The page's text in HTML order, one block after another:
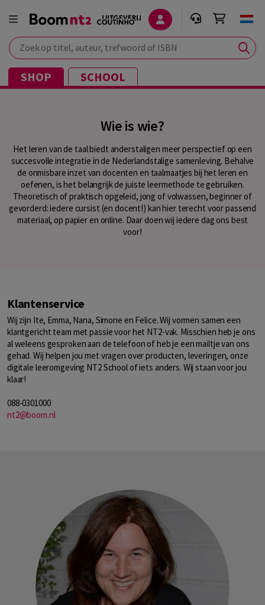
Zoek op titel, auteur, trefwoord of ISBN
SHOP SCHOOL
Wie is wie?
Het leren van de taal biedt anderstaligen meer perspectief op een
succesvolle integratie in de Nederlandstalige samenleving. Behalve
de onmisbare inzet van docenten en taalmaatjes bij het leren en
oefenen, is het belangrijk de juiste leermethode te gebruiken.
Theoretisch of praktisch opgeleid, jong of volwassen, beginner of
gevorderd: iedere cursist (en docent!) kan hier terecht voor passend
materiaal, op papier en online. Daar doen wij iedere dag ons best
voor!
Klantenservice
Wij zijn Ite, Emma, Nana, Simone en Felice. Wij vormen samen een
klantgericht team met passie voor het NT2-vak. Misschien heb je ons
al weleens gesproken aan de telefoon of heb je een mailtje van ons
gehad. Wij helpen jou met vragen over producten, leveringen, onze
digitale leeromgeving NT2 School of iets anders. Wij staan voor jou
klaar!
088-0301000
nt2@boom.nl